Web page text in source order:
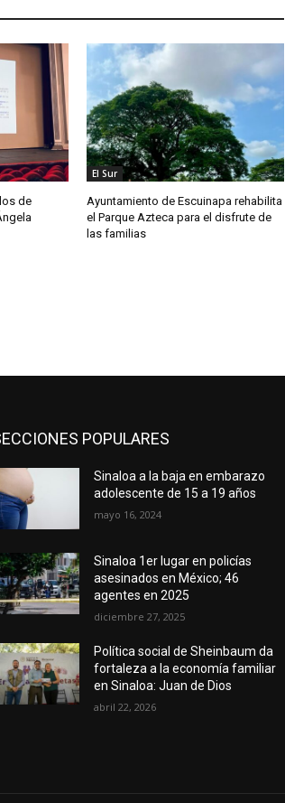
de
El Sur
Ayuntamiento de Escuinapa rehabilita
el Parque Azteca para el disfrute de
las familias
POPULARES
Sinaloa a la baja en embarazo
adolescente de 15 a 19 años
mayo 16, 2024
Sinaloa 1er lugar en policías
asesinados en México; 46
agentes en 2025
diciembre 27, 2025
Política social de Sheinbaum da
fortaleza a la economía familiar
en Sinaloa: Juan de Dios
abril 22, 2026